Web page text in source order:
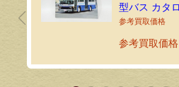
型バス カタ
送りいただき
参考買取価格